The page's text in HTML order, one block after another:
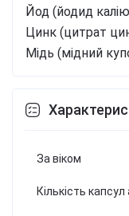
Йод (йодид
Цинк (цитрат
Мідь (мідний
За віком
Кількість